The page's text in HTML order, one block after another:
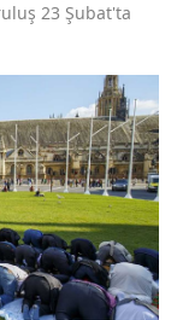
23 Şubat'ta